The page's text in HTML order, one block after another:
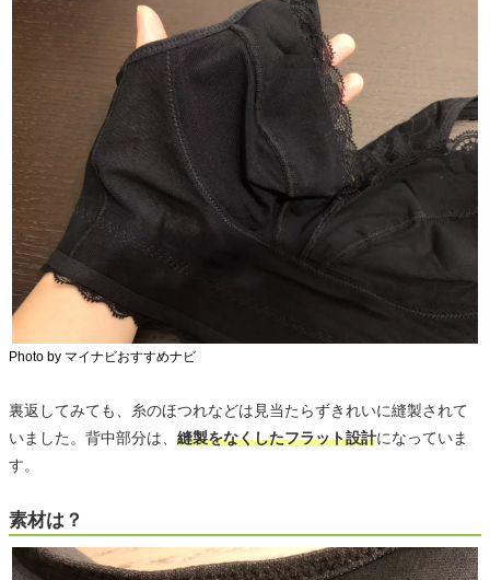
Photo by マイナビおすすめナビ
裏返してみても、糸のほつれなどは見当たらずきれいに縫製されて
いました。背中部分は、 縫製をなくしたフラット設計になっていま
す。
素材は？